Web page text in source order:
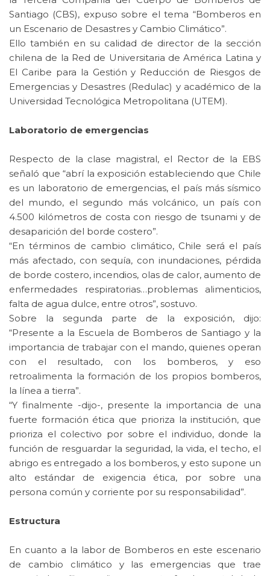
Santiago (CBS), expuso sobre el tema “Bomberos en
un Escenario de Desastres y Cambio Climático”.
Ello también en su calidad de director de la sección
chilena de la Red de Universitaria de América Latina y
El Caribe para la Gestión y Reducción de Riesgos de
Emergencias y Desastres (Redulac) y académico de la
Universidad Tecnológica Metropolitana (UTEM).
Laboratorio de emergencias
Respecto de la clase magistral, el Rector de la EBS
señaló que “abrí la exposición estableciendo que Chile
es un laboratorio de emergencias, el país más sísmico
del mundo, el segundo más volcánico, un país con
4.500 kilómetros de costa con riesgo de tsunami y de
desaparición del borde costero”.
“En términos de cambio climático, Chile será el país
más afectado, con sequía, con inundaciones, pérdida
de borde costero, incendios, olas de calor, aumento de
enfermedades respiratorias…problemas alimenticios,
falta de agua dulce, entre otros”, sostuvo.
Sobre la segunda parte de la exposición, dijo:
“Presente a la Escuela de Bomberos de Santiago y la
importancia de trabajar con el mando, quienes operan
con el resultado, con los bomberos, y eso
retroalimenta la formación de los propios bomberos,
la línea a tierra”.
“Y finalmente -dijo-, presente la importancia de una
fuerte formación ética que prioriza la institución, que
prioriza el colectivo por sobre el individuo, donde la
función de resguardar la seguridad, la vida, el techo, el
abrigo es entregado a los bomberos, y esto supone un
alto estándar de exigencia ética, por sobre una
persona común y corriente por su responsabilidad”.
Estructura
En cuanto a la labor de Bomberos en este escenario
de cambio climático y las emergencias que trae